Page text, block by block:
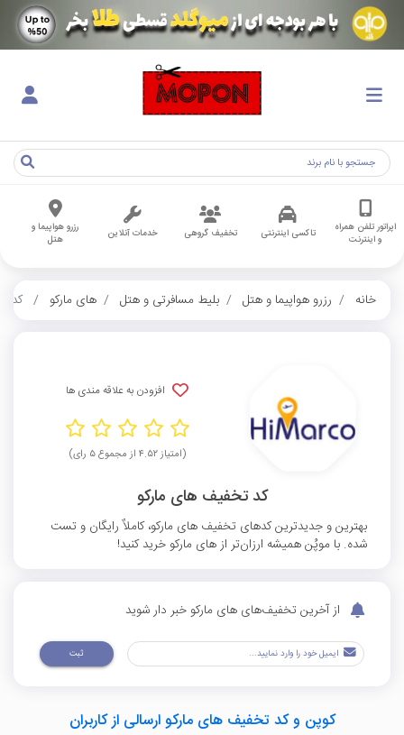
اپراتور تلفن همراه
و اینترنت
تاکسی اینترنتی تخفیف گروهی خدمات آنلاین
رزرو هواپیما و
هتل
خانه رزرو هواپیما و هتل بلیط مسافرتی و هتل های مارکو
افزودن به علاقه مندی ها
(امتیاز ۴.۵۲ از مجموع ۵ رای)
کد تخفیف های مارکو
بهترین و جدیدترین کدهای تخفیف های مارکو، کاملاٌ رایگان و تست
شده. با موپُن همیشه ارزان‌تر از های مارکو خرید کنید!
از آخرین تخفیف‌های های مارکو خبر دار شوید
ثبت
کوپن و کد تخفیف های مارکو ارسالی از کاربران